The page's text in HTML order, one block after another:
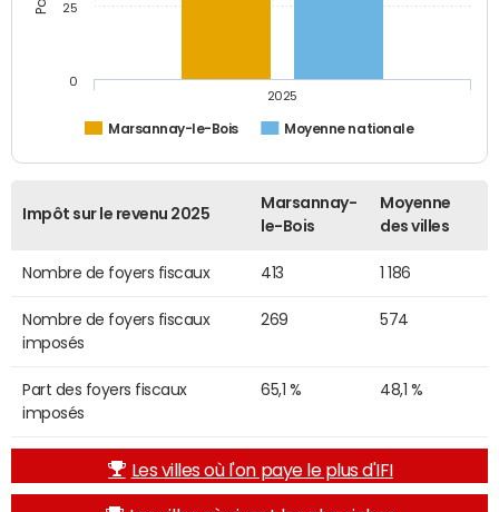
Marsannay-le-Bois Moyenne nationale
2025
0
25
Impôt sur le revenu 2025
Marsannay-
le-Bois
Moyenne
des villes
Nombre de foyers fiscaux 413 1 186
Nombre de foyers fiscaux
imposés
269 574
Part des foyers fiscaux
imposés
65,1 % 48,1 %
Les villes où l'on paye le plus d'IFI